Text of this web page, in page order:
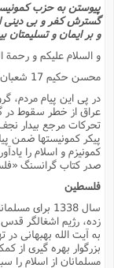
پیوستن به حزب
گسترش کفر و بى دینى
و بر ایمان و تسلیمتان
و السلام علیکم و رحمة
محسن حکیم 17 شعبان 1379
در پى این پیام مردم،
عراق از خطر سقوط در
تحرکات مرجع بیدار
پیکر کمونیستها ضمن
کمونیزم و اسلام را
صدر کتاب گرانسنگ
فلسطین
سال 1338 براى
زده، رژیم اشغالگر
به آیت الله بهبهانى
بزرگوار بهره گیرى از
مسلمانان از اسلام